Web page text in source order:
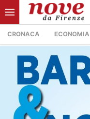
CRONACA ECONOMIA